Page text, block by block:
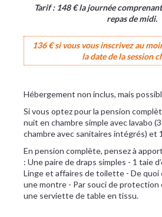
Tarif : 148 € la journée
repas de midi.
136 € si vous vous inscrivez au
la date de la session
Hébergement non inclus, mais
Si vous optez pour la pension
nuit en chambre simple avec lavabo
chambre avec sanitaires intégrés) et
En pension complète, pensez à
: Une paire de draps simples - 1 taie
Linge et affaires de toilette - De quoi
une montre - Par souci de protection
une serviette de table en tissu.